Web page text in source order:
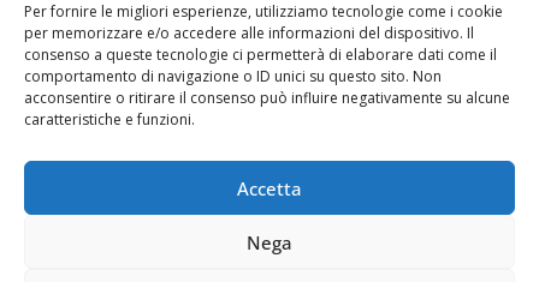
Per fornire le migliori esperienze, utilizziamo tecnologie come i cookie
per memorizzare e/o accedere alle informazioni del dispositivo. Il
consenso a queste tecnologie ci permetterà di elaborare dati come il
comportamento di navigazione o ID unici su questo sito. Non
acconsentire o ritirare il consenso può influire negativamente su alcune
caratteristiche e funzioni.
Accetta
Nega
Aut. del tribunale di Catania n.23/2011 del 20/09/2011 Dir.
Resp. Riccardo Orioles.
Associazione Culturale I Siciliani Giovani
via Randazzo 27 Catania